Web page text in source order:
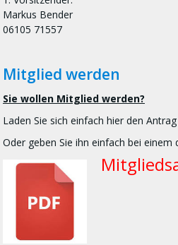
Markus Bender
06105 71557
Mitglied werden
Sie wollen Mitglied werden?
Laden Sie sich einfach hier den
Oder geben Sie ihn einfach bei